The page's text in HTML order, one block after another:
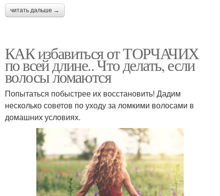
читать дальше →
КАК избавиться от ТОРЧАЧИХ
по всей длине.. Что делать, если
волосы ломаются
Попытаться побыстрее их восстановить! Дадим
несколько советов по уходу за ломкими волосами в
домашних условиях.